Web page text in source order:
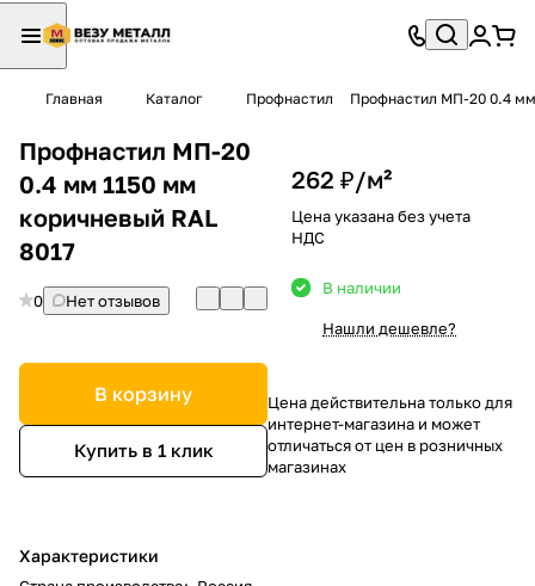
Главная Каталог Профнастил Профнастил МП-20 0.4 мм
Профнастил МП-20
0.4 мм 1150 мм
коричневый RAL
8017
0 Нет отзывов
В корзину
Купить в 1 клик
Характеристики
262 ₽/м²
Цена указана без учета
НДС
В наличии
Нашли дешевле?
Цена действительна только для
интернет-магазина и может
отличаться от цен в розничных
магазинах